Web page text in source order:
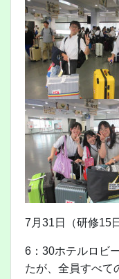
7月31日（研修15
6：30ホテルロビ
たが、全員すべて